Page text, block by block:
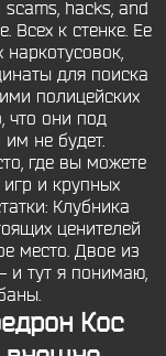
hacks, and
Всех к стенке. Ее
для поиска
полицейских
что они под
не будет.
где вы можете
и крупных
Клубника
ценителей
место. Двое из
и тут я понимаю,
Кос